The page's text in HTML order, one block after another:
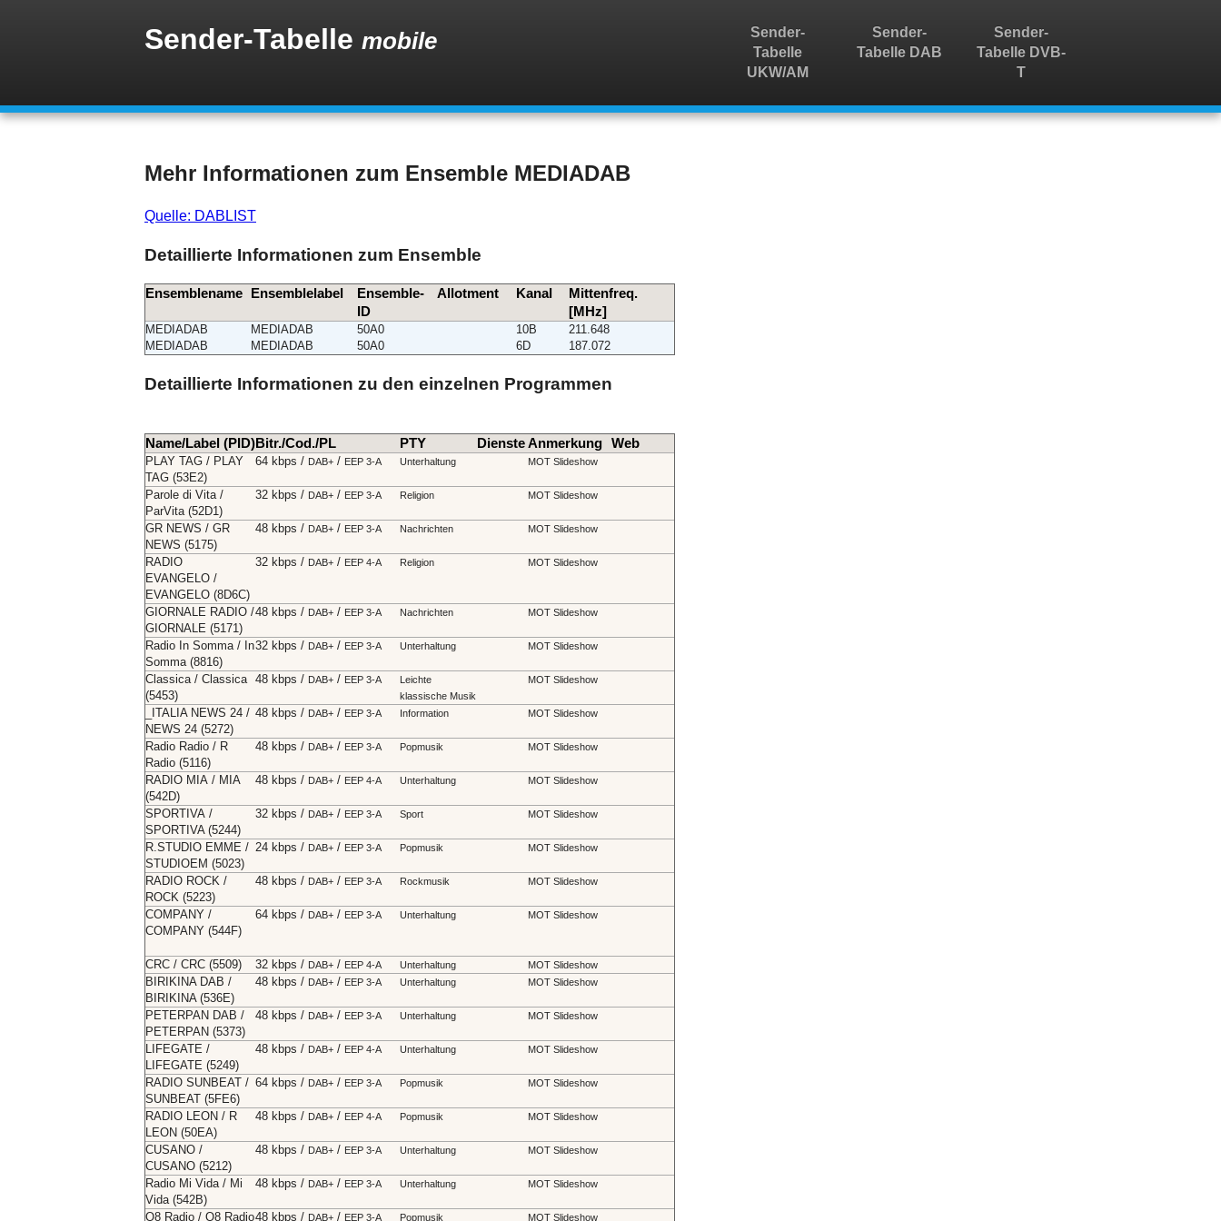
Sender-Tabelle mobile
Sender-
Tabelle
UKW/AM
Sender-
Tabelle DAB
Sender-
Tabelle DVB-
T
Mehr Informationen zum Ensemble MEDIADAB
Quelle: DABLIST
Detaillierte Informationen zum Ensemble
Ensemblename Ensemblelabel
Ensemble-
ID
Allotment Kanal
Mittenfreq.
[MHz]
MEDIADAB
MEDIADAB
MEDIADAB
MEDIADAB
50A0
50A0
10B
6D
211.648
187.072
Detaillierte Informationen zu den einzelnen Programmen
Name/Label (PID)Bitr./Cod./PL PTY DiensteAnmerkung Web
PLAY TAG / PLAY
TAG (53E2)
64 kbps / DAB+ / EEP 3-A Unterhaltung MOT Slideshow
Parole di Vita /
ParVita (52D1)
32 kbps / DAB+ / EEP 3-A Religion MOT Slideshow
GR NEWS / GR
NEWS (5175)
48 kbps / DAB+ / EEP 3-A Nachrichten MOT Slideshow
RADIO
EVANGELO /
EVANGELO (8D6C)
32 kbps / DAB+ / EEP 4-A Religion MOT Slideshow
GIORNALE RADIO /
GIORNALE (5171)
48 kbps / DAB+ / EEP 3-A Nachrichten MOT Slideshow
Radio In Somma / In
Somma (8816)
32 kbps / DAB+ / EEP 3-A Unterhaltung MOT Slideshow
Classica / Classica
(5453)
48 kbps / DAB+ / EEP 3-A
Leichte
klassische Musik
MOT Slideshow
_ITALIA NEWS 24 /
NEWS 24 (5272)
48 kbps / DAB+ / EEP 3-A Information MOT Slideshow
Radio Radio / R
Radio (5116)
48 kbps / DAB+ / EEP 3-A Popmusik MOT Slideshow
RADIO MIA / MIA
(542D)
48 kbps / DAB+ / EEP 4-A Unterhaltung MOT Slideshow
SPORTIVA /
SPORTIVA (5244)
32 kbps / DAB+ / EEP 3-A Sport MOT Slideshow
R.STUDIO EMME /
STUDIOEM (5023)
24 kbps / DAB+ / EEP 3-A Popmusik MOT Slideshow
RADIO ROCK /
ROCK (5223)
48 kbps / DAB+ / EEP 3-A Rockmusik MOT Slideshow
COMPANY /
COMPANY (544F)
64 kbps / DAB+ / EEP 3-A Unterhaltung MOT Slideshow
CRC / CRC (5509) 32 kbps / DAB+ / EEP 4-A Unterhaltung MOT Slideshow
BIRIKINA DAB /
BIRIKINA (536E)
48 kbps / DAB+ / EEP 3-A Unterhaltung MOT Slideshow
PETERPAN DAB /
PETERPAN (5373)
48 kbps / DAB+ / EEP 3-A Unterhaltung MOT Slideshow
LIFEGATE /
LIFEGATE (5249)
48 kbps / DAB+ / EEP 4-A Unterhaltung MOT Slideshow
RADIO SUNBEAT /
SUNBEAT (5FE6)
64 kbps / DAB+ / EEP 3-A Popmusik MOT Slideshow
RADIO LEON / R
LEON (50EA)
48 kbps / DAB+ / EEP 4-A Popmusik MOT Slideshow
CUSANO /
CUSANO (5212)
48 kbps / DAB+ / EEP 3-A Unterhaltung MOT Slideshow
Radio Mi Vida / Mi
Vida (542B)
48 kbps / DAB+ / EEP 3-A Unterhaltung MOT Slideshow
Q8 Radio / Q8 Radio48 kbps / DAB+ / EEP 3-A Popmusik MOT Slideshow